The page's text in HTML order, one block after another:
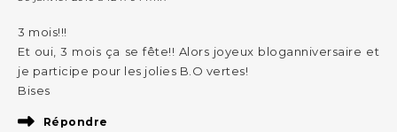
3 mois!!!
Et oui, 3 mois ça se fête!! Alors joyeux bloganniversaire et
je participe pour les jolies B.O vertes!
Bises
Répondre